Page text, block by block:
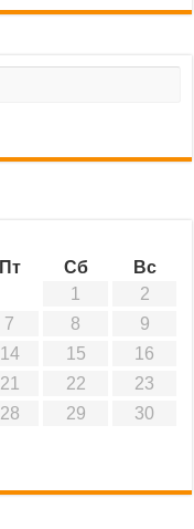
Пт Сб
Вс
1
2
7 8
9
14 15
16
21 22
23
28 29
30